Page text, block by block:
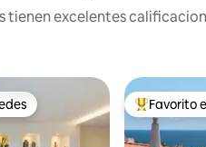
tienen excelentes
entre huéspedes De los
Favorito